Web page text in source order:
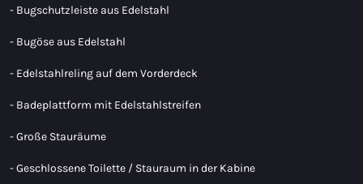
- Bugschutzleiste aus Edelstahl
- Bugöse aus Edelstahl
- Edelstahlreling auf dem Vorderdeck
- Badeplattform mit Edelstahlstreifen
- Große Stauräume
- Geschlossene Toilette / Stauraum in der Kabine